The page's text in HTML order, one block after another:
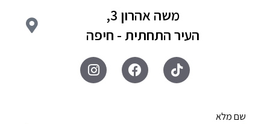
שם מלא
משה אהרון 3,
העיר התחתית - חיפה